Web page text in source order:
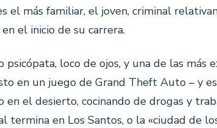
el más familiar, el joven, criminal
en el inicio de su carrera.
loco de ojos, y una de las más
en un juego de Grand Theft Auto – y
el desierto, cocinando de drogas y
termina en Los Santos, o la «ciudad de